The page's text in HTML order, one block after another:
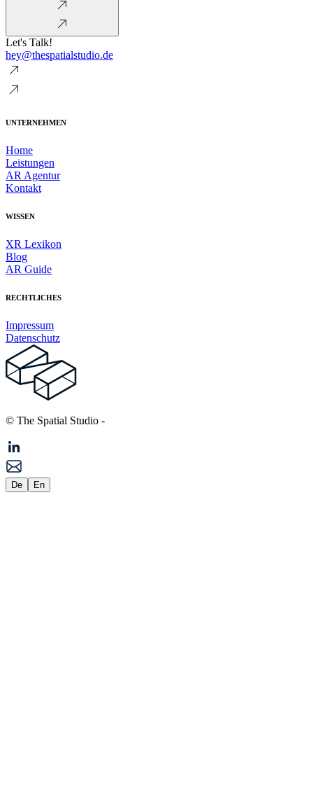
Let's Talk!
hey@thespatialstudio.de
UNTERNEHMEN
Home
Leistungen
AR Agentur
Kontakt
WISSEN
XR Lexikon
Blog
AR Guide
RECHTLICHES
Impressum
Datenschutz
© The Spatial Studio -
De En